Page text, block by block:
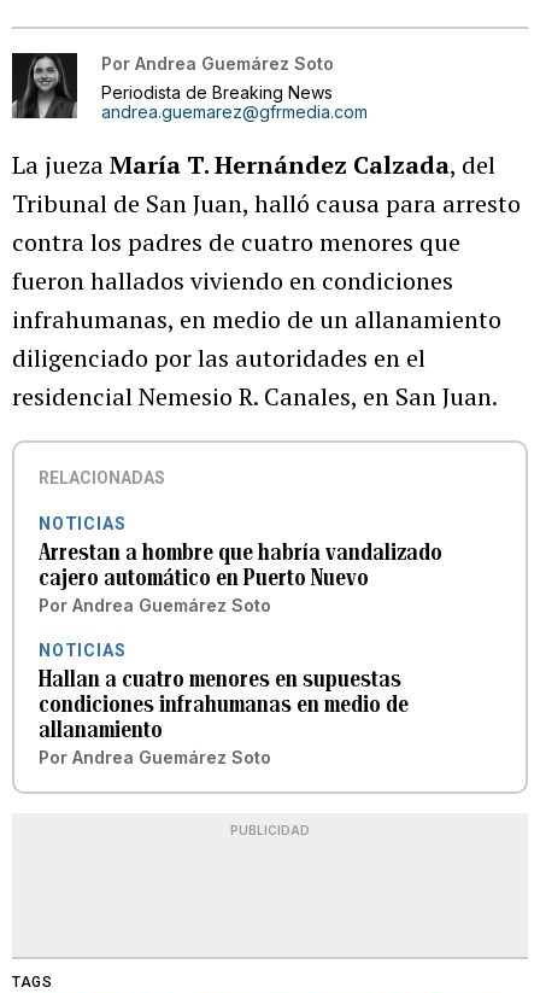
Por Andrea Guemárez Soto
Periodista de Breaking News
andrea.guemarez@gfrmedia.com
La juezaMaría T. Hernández Calzada, del
Tribunal de San Juan, halló causa para arresto
contra los padres de cuatro menores que
fueron hallados viviendo en condiciones
infrahumanas, en medio de un allanamiento
diligenciado por las autoridades en el
residencial Nemesio R. Canales, en San Juan.
RELACIONADAS
NOTICIAS
Arrestan a hombre que habría vandalizado
cajero automático en Puerto Nuevo
Por Andrea Guemárez Soto
NOTICIAS
Hallan a cuatro menores en supuestas
condiciones infrahumanas en medio de
allanamiento
Por Andrea Guemárez Soto
PUBLICIDAD
TAGS